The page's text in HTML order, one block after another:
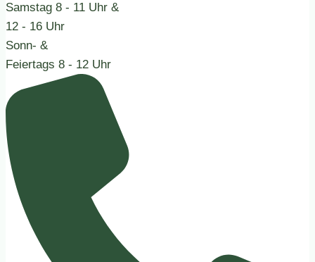
Samstag 8 - 11 Uhr &
12 - 16 Uhr
Sonn- &
Feiertags 8 - 12 Uhr